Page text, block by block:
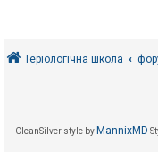
м
и
о
ш
Теріологічна школа
CleanSilver style by MannixMD